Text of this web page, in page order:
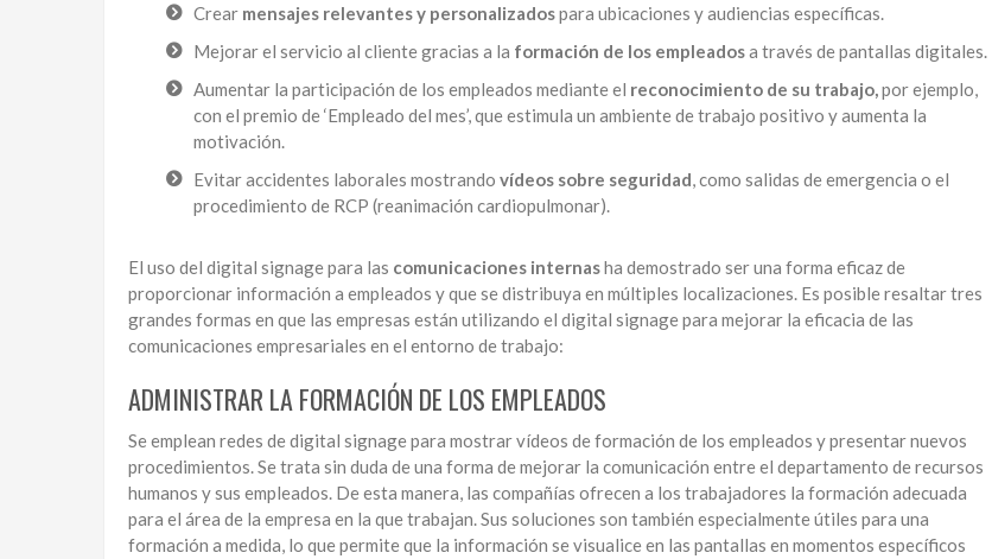
Crear mensajes relevantes y personalizadospara ubicaciones y audiencias específicas.
Mejorar el servicio al cliente gracias a la formación de los empleadosa través de pantallas digitales.
Aumentar la participación de los empleados mediante el reconocimiento de su trabajo,por ejemplo,
con el premio de ‘Empleado del mes’, que estimula un ambiente de trabajo positivo y aumenta la
motivación.
Evitar accidentes laborales mostrando vídeos sobre seguridad, como salidas de emergencia o el
procedimiento de RCP (reanimación cardiopulmonar).
El uso del digital signage para las comunicaciones internasha demostrado ser una forma eficaz de
proporcionar información a empleados y que se distribuya en múltiples localizaciones. Es posible resaltar tres
grandes formas en que las empresas están utilizando el digital signage para mejorar la eficacia de las
comunicaciones empresariales en el entorno de trabajo:
ADMINISTRAR LA FORMACIÓN DE LOS EMPLEADOS
Se emplean redes de digital signage para mostrar vídeos de formación de los empleados y presentar nuevos
procedimientos. Se trata sin duda de una forma de mejorar la comunicación entre el departamento de recursos
humanos y sus empleados. De esta manera, las compañías ofrecen a los trabajadores la formación adecuada
para el área de la empresa en la que trabajan. Sus soluciones son también especialmente útiles para una
formación a medida, lo que permite que la información se visualice en las pantallas en momentos específicos